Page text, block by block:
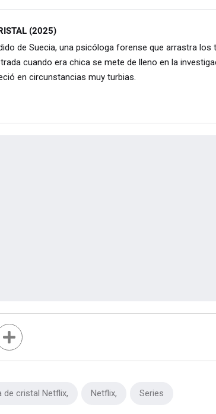
(2025)
de Suecia, una psicóloga forense que arrastra los
cuando era chica se mete de lleno en la
en circunstancias muy turbias.
de cristal Netflix Netflix Series